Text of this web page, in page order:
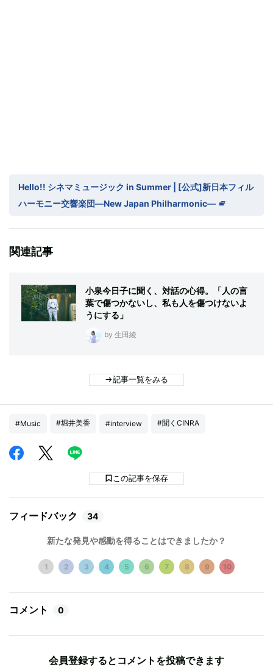
Hello!! シネマミュージック in Summer | [公式]新日本フィル
ハーモニー交響楽団—New Japan Philharmonic—
関連記事
小泉今日子に聞く、対話の心得。「人の言
葉で傷つかないし、私も人を傷つけないよ
うにする」
by 生田綾
記事一覧をみる
#Music #堀井美香 #interview #聞くCINRA
この記事を保存
フィードバック 34
新たな発見や感動を得ることはできましたか？
1 2 3 4 5 6 7 8 9 10
コメント 0
会員登録するとコメントを投稿できます